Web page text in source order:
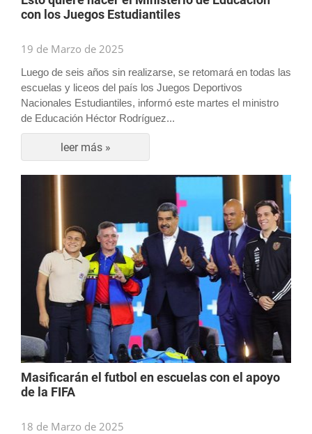
con los Juegos Estudiantiles
19 de Marzo de 2025
Luego de seis años sin realizarse, se retomará en todas las
escuelas y liceos del país los Juegos Deportivos
Nacionales Estudiantiles, informó este martes el ministro
de Educación Héctor Rodríguez...
leer más »
Masificarán el futbol en escuelas con el apoyo
de la FIFA
18 de Marzo de 2025